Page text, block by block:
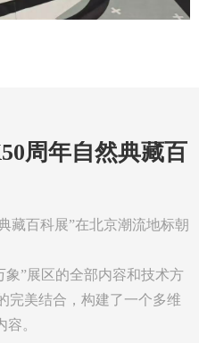
周年自然典藏百
百科展”在北京潮流地标朝
象”展区的全部内容和技术方
完美结合，构建了一个多维
。